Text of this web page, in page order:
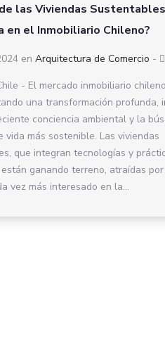
las Viviendas
en el Inmobiliario Chileno?
en Arquitectura de Comercio -
- El mercado inmobiliario
una transformación profunda,
conciencia ambiental y la
vida más sostenible. Las viviendas
que integran tecnologías y
ganando terreno, atraídas
vez más interesado en la...